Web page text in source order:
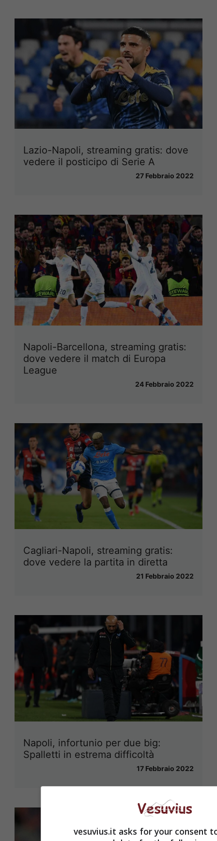
Lazio-Napoli, streaming gratis: dove
vedere il posticipo di Serie A
27 Febbraio 2022
Napoli-Barcellona, streaming gratis:
dove vedere il match di Europa
League
24 Febbraio 2022
Cagliari-Napoli, streaming gratis:
dove vedere la partita in diretta
21 Febbraio 2022
Napoli, infortunio per due big:
Spalletti in estrema difficoltà
17 Febbraio 2022
vesuvius.it asks for your consent